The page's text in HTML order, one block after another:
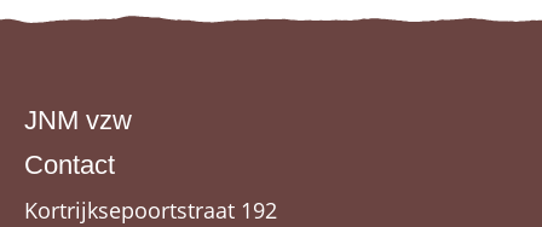
JNM vzw
Contact
Kortrijksepoortstraat 192